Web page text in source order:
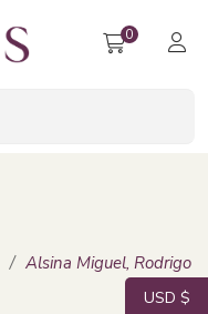
0
/ Alsina Miguel, Rodrigo
USD $